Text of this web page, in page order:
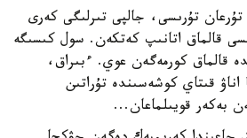
تۇرىسى، جالپى تىرلىگى كەرى
قالماق اتانىپ كەتكەن. سول كىسىگە
قالماق كورمەگەن عوي. ءبىراق،
قىتاي كوشەسىندە تۇراتىن
بەكەر قويىلماعان...